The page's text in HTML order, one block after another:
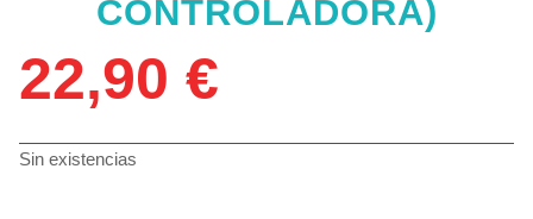
CONTROLADORA)
22,90 €
Sin existencias